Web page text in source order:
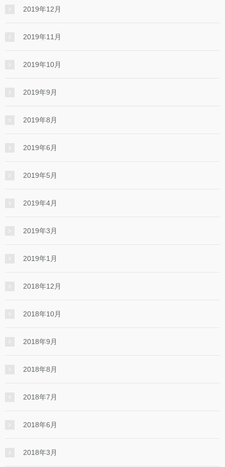
2019年12月
2019年11月
2019年10月
2019年9月
2019年8月
2019年6月
2019年5月
2019年4月
2019年3月
2019年1月
2018年12月
2018年10月
2018年9月
2018年8月
2018年7月
2018年6月
2018年3月